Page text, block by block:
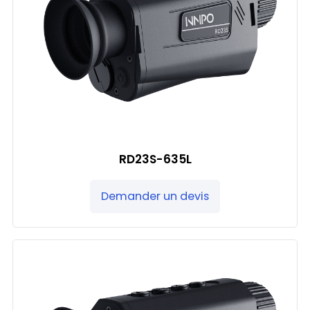
RD23S-635L
Demander un devis